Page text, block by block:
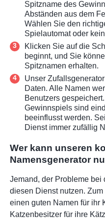
Spitzname des
Abständen aus dem
Wählen Sie den
Spielautomat oder
Klicken Sie auf die
beginnt, und Sie
Spitznamen erhalten.
Unser
Daten. Alle Namen
Benutzers
Gewinnspiels sind
beeinflusst werden.
Dienst immer zufällig
Wer kann unseren
Namensgenerator
Jemand, der Probleme bei
diesen Dienst nutzen.
einen guten Namen für ihr
Katzenbesitzer für ihre